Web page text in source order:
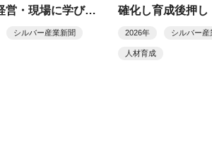
・現場に学び与
連携
シルバー産業新聞
確化し育成後押し
2026年 シルバー産
人材育成